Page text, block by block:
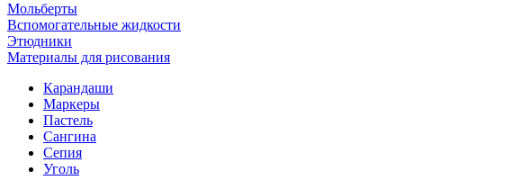
Мольберты
Вспомогательные жидкости
Этюдники
Материалы для рисования
Карандаши
Маркеры
Пастель
Сангина
Сепия
Уголь